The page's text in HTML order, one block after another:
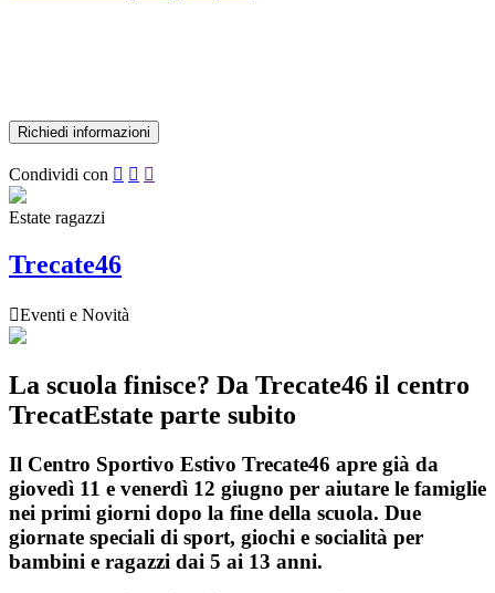
Condividi con   
Estate ragazzi
Trecate46
Eventi e Novità
La scuola finisce? Da Trecate46 il centro
TrecatEstate parte subito
Il Centro Sportivo Estivo Trecate46 apre già da
giovedì 11 e venerdì 12 giugno per aiutare le famiglie
nei primi giorni dopo la fine della scuola. Due
giornate speciali di sport, giochi e socialità per
bambini e ragazzi dai 5 ai 13 anni.